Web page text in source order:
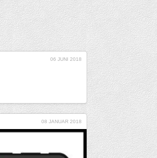
06 JUNI 2018
08 JANUAR 2018